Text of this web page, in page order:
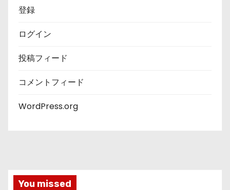
登録
ログイン
投稿フィード
コメントフィード
WordPress.org
You missed